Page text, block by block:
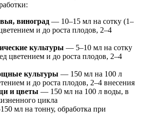
виноград — 10–15 мл на сотку (1–
и до роста плодов, 2–4
культуры — 5–10 мл на сотку
цветением и до роста плодов, 2–4
культуры — 150 мл на 100 л
и до роста плодов, 2–4 внесения
и цветы — 150 мл на 100 л воды, в
цикла
мл на тонну, обработка при